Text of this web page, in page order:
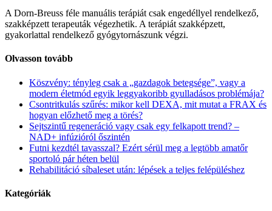
A Dorn-Breuss féle manuális terápiát csak engedéllyel rendelkező,
szakképzett terapeuták végezhetik. A terápiát szakképzett,
gyakorlattal rendelkező gyógytornászunk végzi.
Olvasson tovább
Köszvény: tényleg csak a „gazdagok betegsége”, vagy a
modern életmód egyik leggyakoribb gyulladásos problémája?
Csontritkulás szűrés: mikor kell DEXA, mit mutat a FRAX és
hogyan előzhető meg a törés?
Sejtszintű regeneráció vagy csak egy felkapott trend? –
NAD+ infúzióról őszintén
Futni kezdtél tavasszal? Ezért sérül meg a legtöbb amatőr
sportoló pár héten belül
Rehabilitáció síbaleset után: lépések a teljes felépüléshez
Kategóriák